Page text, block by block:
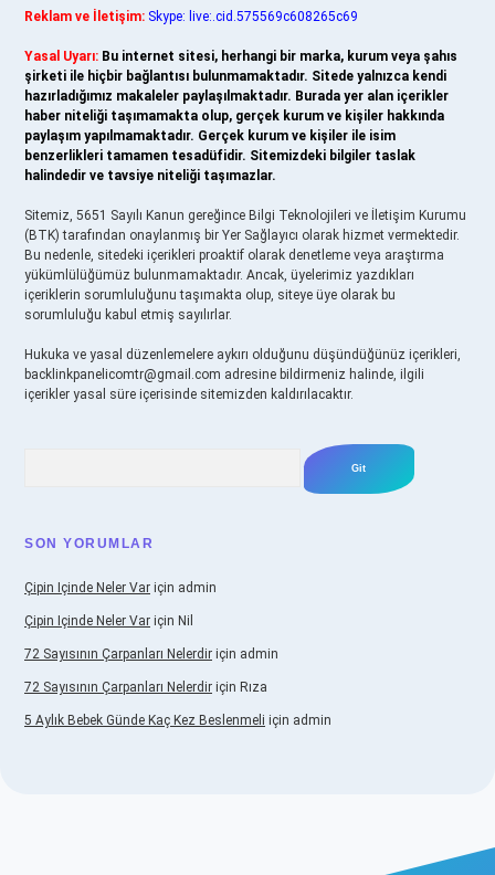
Reklam ve İletişim: Skype: live:.cid.575569c608265c69
Yasal Uyarı: Bu internet sitesi, herhangi bir marka, kurum veya şahıs
şirketi ile hiçbir bağlantısı bulunmamaktadır. Sitede yalnızca kendi
hazırladığımız makaleler paylaşılmaktadır. Burada yer alan içerikler
haber niteliği taşımamakta olup, gerçek kurum ve kişiler hakkında
paylaşım yapılmamaktadır. Gerçek kurum ve kişiler ile isim
benzerlikleri tamamen tesadüfidir. Sitemizdeki bilgiler taslak
halindedir ve tavsiye niteliği taşımazlar.
Sitemiz, 5651 Sayılı Kanun gereğince Bilgi Teknolojileri ve İletişim Kurumu
(BTK) tarafından onaylanmış bir Yer Sağlayıcı olarak hizmet vermektedir.
Bu nedenle, sitedeki içerikleri proaktif olarak denetleme veya araştırma
yükümlülüğümüz bulunmamaktadır. Ancak, üyelerimiz yazdıkları
içeriklerin sorumluluğunu taşımakta olup, siteye üye olarak bu
sorumluluğu kabul etmiş sayılırlar.
Hukuka ve yasal düzenlemelere aykırı olduğunu düşündüğünüz içerikleri,
backlinkpanelicomtr@gmail.com adresine bildirmeniz halinde, ilgili
içerikler yasal süre içerisinde sitemizden kaldırılacaktır.
SON YORUMLAR
Çipin Içinde Neler Var için admin
Çipin Içinde Neler Var için Nil
72 Sayısının Çarpanları Nelerdir için admin
72 Sayısının Çarpanları Nelerdir için Rıza
5 Aylık Bebek Günde Kaç Kez Beslenmeli için admin